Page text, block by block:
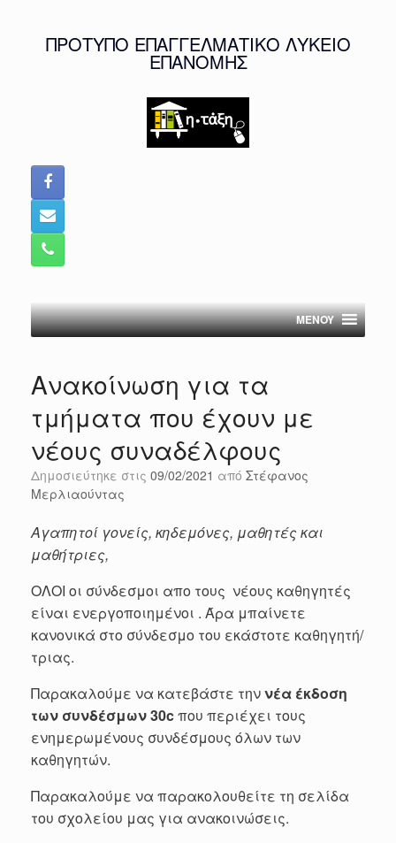
ΠΡΟΤΥΠΟ ΕΠΑΓΓΕΛΜΑΤΙΚΟ ΛΥΚΕΙΟ
ΕΠΑΝΟΜΗΣ
MENOY
Aνακοίνωση για τα
τμήματα που έχουν με
νέους συναδέλφους
Δημοσιεύτηκε στις 09/02/2021 από Στέφανος
Μερλιαούντας
Αγαπητοί γονείς, κηδεμόνες, μαθητές και
μαθήτριες,
ΟΛΟΙ οι σύνδεσμοι απο τους νέους καθηγητές
είναι ενεργοποιημένοι . Άρα μπαίνετε
κανονικά στο σύνδεσμο του εκάστοτε καθηγητή/
τριας.
Παρακαλούμε να κατεβάστε τηννέα έκδοση
των συνδέσμων 30cπου περιέχει τους
ενημερωμένους συνδέσμους όλων των
καθηγητών.
Παρακαλούμε να παρακολουθείτε τη σελίδα
του σχολείου μας για ανακοινώσεις.